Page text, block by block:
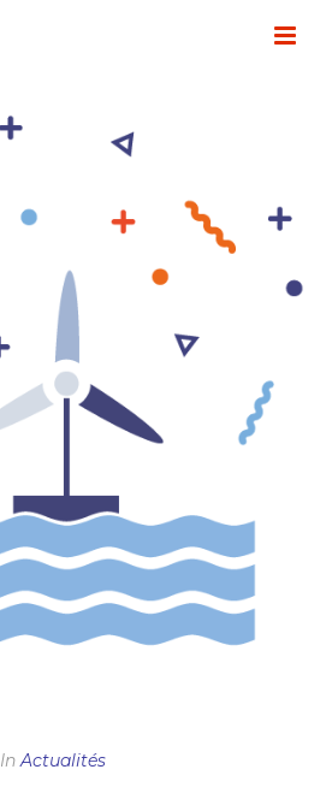
InActualités